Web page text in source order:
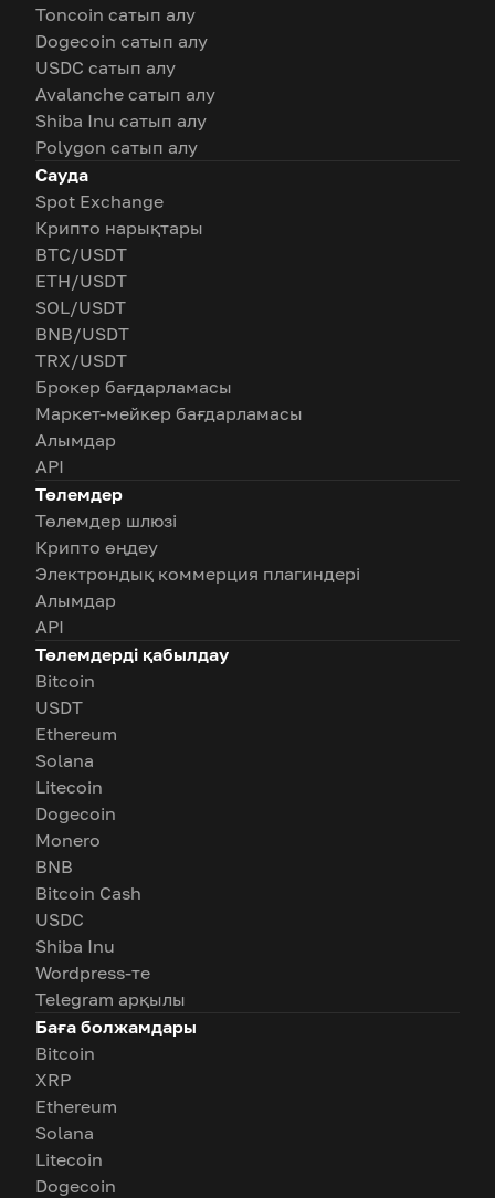
Toncoin сатып алу
Dogecoin сатып алу
USDC сатып алу
Avalanche сатып алу
Shiba Inu сатып алу
Polygon сатып алу
Сауда
Spot Exchange
Крипто нарықтары
BTC/USDT
ETH/USDT
SOL/USDT
BNB/USDT
TRX/USDT
Брокер бағдарламасы
Маркет-мейкер бағдарламасы
Алымдар
API
Төлемдер
Төлемдер шлюзі
Крипто өңдеу
Электрондық коммерция плагиндері
Алымдар
API
Төлемдерді қабылдау
Bitcoin
USDT
Ethereum
Solana
Litecoin
Dogecoin
Monero
BNB
Bitcoin Cash
USDC
Shiba Inu
Wordpress-те
Telegram арқылы
Баға болжамдары
Bitcoin
XRP
Ethereum
Solana
Litecoin
Dogecoin